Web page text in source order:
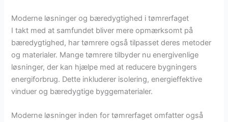
Moderne løsninger og bæredygtighed i tømrerfaget
I takt med at samfundet bliver mere opmærksomt på
bæredygtighed, har tømrere også tilpasset deres metoder
og materialer. Mange tømrere tilbyder nu energivenlige
løsninger, der kan hjælpe med at reducere bygningers
energiforbrug. Dette inkluderer isolering, energieffektive
vinduer og bæredygtige byggematerialer.
Moderne løsninger inden for tømrerfaget omfatter også